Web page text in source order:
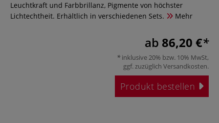
Leuchtkraft und Farbbrillanz, Pigmente von höchster
Lichtechtheit. Erhältlich in verschiedenen Sets.
Mehr
ab 86,20 €
inklusive 20% bzw. 10% MwSt,
ggf. zuzüglich Versandkosten.
Produkt bestellen